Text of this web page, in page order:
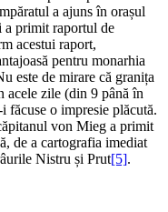
a ajuns în orașul
a primit raportul de
acestui raport,
pentru monarhia
este de mirare că granița
acele zile (din 9 până în
făcuse o impresie plăcută.
von Mieg a primit
de a cartografia imediat
Nistru și Prut[5].